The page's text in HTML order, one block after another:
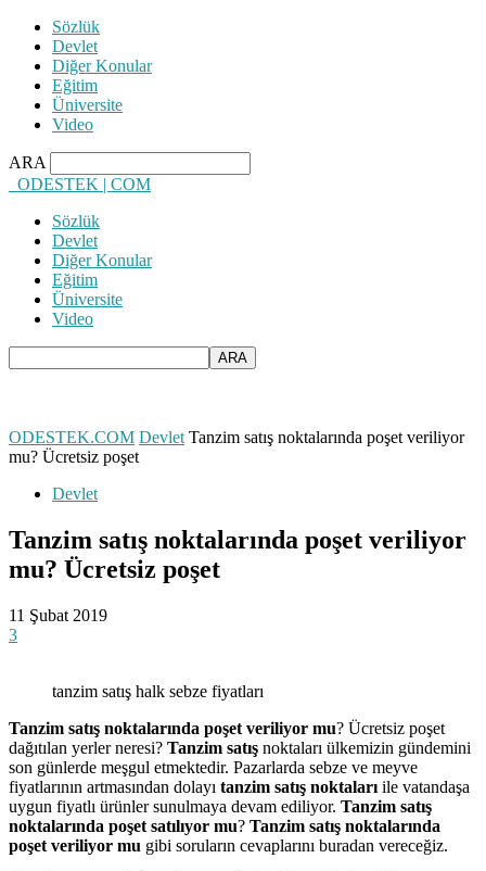
Sözlük
Devlet
Diğer Konular
Eğitim
Üniversite
Video
ARA
ODESTEK | COM
Sözlük
Devlet
Diğer Konular
Eğitim
Üniversite
Video
ODESTEK.COM Devlet Tanzim satış noktalarında poşet veriliyor
mu? Ücretsiz poşet
Devlet
Tanzim satış noktalarında poşet veriliyor
mu? Ücretsiz poşet
11 Şubat 2019
3
tanzim satış halk sebze fiyatları
Tanzim satış noktalarında poşet veriliyor mu? Ücretsiz poşet
dağıtılan yerler neresi? Tanzim satış noktaları ülkemizin gündemini
son günlerde meşgul etmektedir. Pazarlarda sebze ve meyve
fiyatlarının artmasından dolayı tanzim satış noktaları ile vatandaşa
uygun fiyatlı ürünler sunulmaya devam ediliyor. Tanzim satış
noktalarında poşet satılıyor mu? Tanzim satış noktalarında
poşet veriliyor mu gibi soruların cevaplarını buradan vereceğiz.